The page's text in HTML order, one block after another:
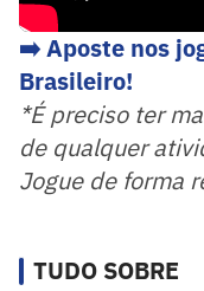
➡️ Aposte nos
Brasileiro!
*É preciso ter
de qualquer
Jogue de forma
TUDO SOBRE